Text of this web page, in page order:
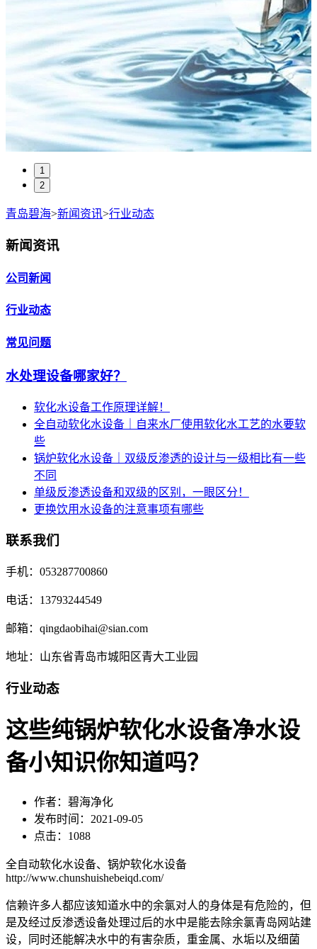
1
2
青岛碧海>新闻资讯>行业动态
新闻资讯
公司新闻
行业动态
常见问题
水处理设备哪家好？
软化水设备工作原理详解！
全自动软化水设备｜自来水厂使用软化水工艺的水要软
些
锅炉软化水设备｜双级反渗透的设计与一级相比有一些
不同
单级反渗透设备和双级的区别，一眼区分！
更换饮用水设备的注意事项有哪些
联系我们
手机：053287700860
电话：13793244549
邮箱：qingdaobihai@sian.com
地址：山东省青岛市城阳区青大工业园
行业动态
这些纯锅炉软化水设备净水设
备小知识你知道吗？
作者：碧海净化
发布时间：2021-09-05
点击：1088
全自动软化水设备、锅炉软化水设备
http://www.chunshuishebeiqd.com/
信赖许多人都应该知道水中的余氯对人的身体是有危险的，但
是及经过反渗透设备处理过后的水中是能去除余氯青岛网站建
设，同时还能解决水中的有害杂质，重金属、水垢以及细菌